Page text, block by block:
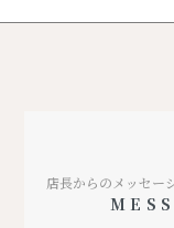
店長からのメッセー